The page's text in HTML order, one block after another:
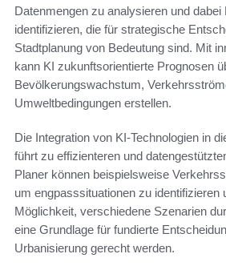
Datenmengen zu analysieren und dabei
identifizieren, die für strategische
Stadtplanung von Bedeutung sind. Mit
kann KI zukunftsorientierte Prognosen
Bevölkerungswachstum,
Umweltbedingungen erstellen.
Die Integration von KI-Technologien in
führt zu effizienteren und
Planer können beispielsweise
um engpasssituationen zu identifizieren
Möglichkeit, verschiedene Szenarien
eine Grundlage für fundierte
Urbanisierung gerecht werden.